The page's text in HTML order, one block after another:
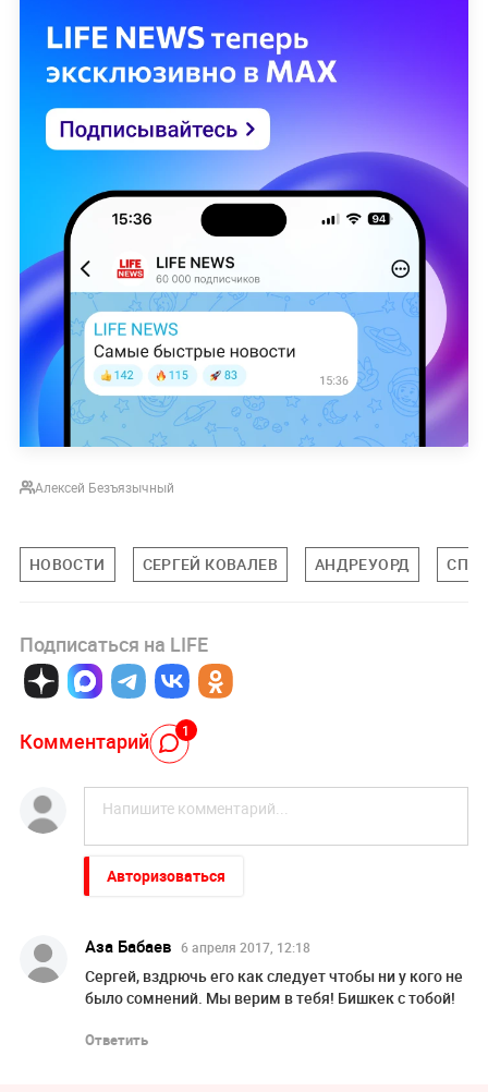
Алексей Безъязычный
НОВОСТИ СЕРГЕЙ КОВАЛЕВ АНДРЕУОРД
Подписаться на LIFE
Комментарий 1
Авторизоваться
Аза Бабаев 6 апреля 2017, 12:18
Сергей, вздрючь его как следует чтобы ни у кого не
было сомнений. Мы верим в тебя! Бишкек с тобой!
Ответить